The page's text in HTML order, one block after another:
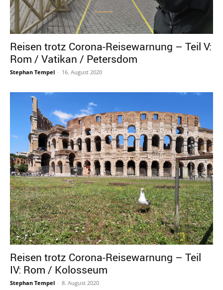
Reisen trotz Corona-Reisewarnung – Teil V:
Rom / Vatikan / Petersdom
Stephan Tempel - 16. August 2020
Reisen trotz Corona-Reisewarnung – Teil
IV: Rom / Kolosseum
Stephan Tempel - 8. August 2020